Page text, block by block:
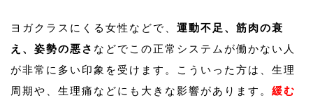
ヨガクラスにくる女性などで、 運動不足、筋肉の衰
え、姿勢の悪さ などでこの正常システムが働かない人
が非常に多い印象を受けます。こういった方は、生理
周期や、生理痛などにも大きな影響があります。 緩む